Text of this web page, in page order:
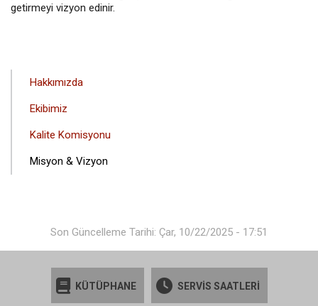
getirmeyi vizyon edinir.
ANA
MENÜSÜ
Hakkımızda
Ekibimiz
Kalite Komisyonu
Misyon & Vizyon
Son Güncelleme Tarihi: Çar, 10/22/2025 - 17:51
KÜTÜPHANE SERVİS SAATLERİ